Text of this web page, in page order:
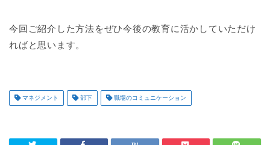
今回ご紹介した方法をぜひ今後の教育に活かしていただけ
ればと思います。
マネジメント 部下 職場のコミュニケーション